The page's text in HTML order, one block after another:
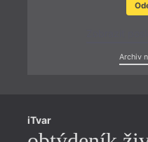
Archiv
iTvar